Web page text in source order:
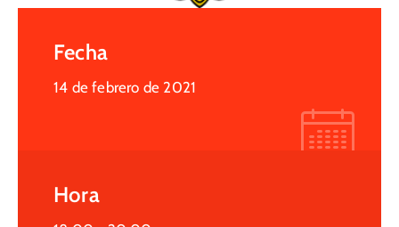
Fecha
14 de febrero de 2021
Hora